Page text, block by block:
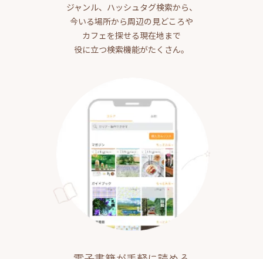
ジャンル、ハッシュタグ検索から、
今いる場所から周辺の見どころや
カフェを探せる現在地まで
役に立つ検索機能がたくさん。